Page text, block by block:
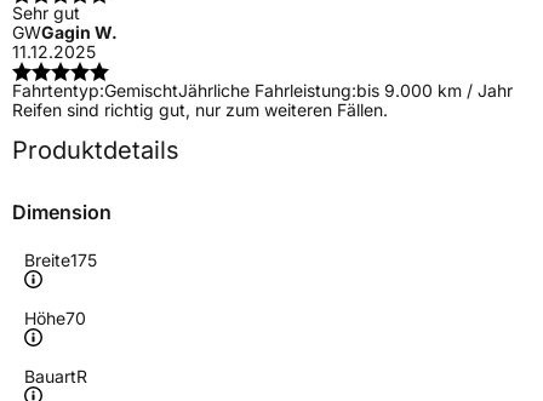
Sehr gut
GWGagin W.
11.12.2025
Fahrtentyp:GemischtJährliche Fahrleistung:bis 9.000 km / Jahr
Reifen sind richtig gut, nur zum weiteren Fällen.
Produktdetails
Dimension
Breite175
Höhe70
BauartR